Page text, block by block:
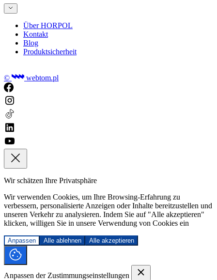
Über HORPOL
Kontakt
Blog
Produktsicherheit
© webtom.pl
Wir schätzen Ihre Privatsphäre
Wir verwenden Cookies, um Ihre Browsing-Erfahrung zu
verbessern, personalisierte Anzeigen oder Inhalte bereitzustellen und
unseren Verkehr zu analysieren. Indem Sie auf "Alle akzeptieren"
klicken, willigen Sie in unsere Verwendung von Cookies ein
Anpassen Alle ablehnen Alle akzeptieren
Anpassen der Zustimmungseinstellungen